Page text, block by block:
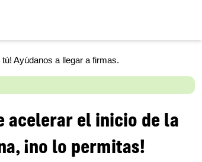
Ayúdanos a llegar afirmas.
acelerar el inicio de la
¡no lo permitas!